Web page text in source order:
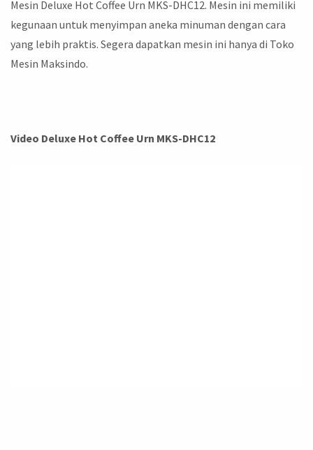
Mesin Deluxe Hot Coffee Urn MKS-DHC12. Mesin ini memiliki
kegunaan untuk menyimpan aneka minuman dengan cara
yang lebih praktis. Segera dapatkan mesin ini hanya di Toko
Mesin Maksindo.
Video Deluxe Hot Coffee Urn MKS-DHC12